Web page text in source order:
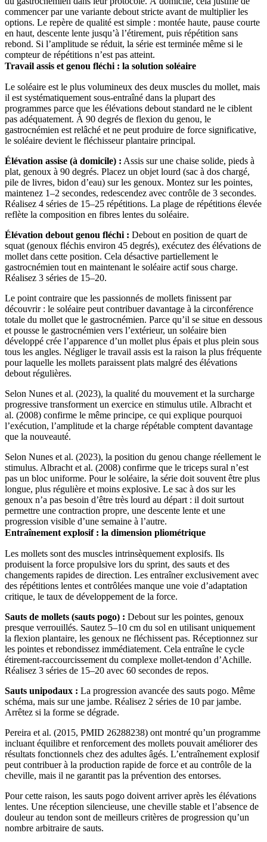
commencer par une variante debout stricte avant de multiplier les
options. Le repère de qualité est simple : montée haute, pause courte
en haut, descente lente jusqu’à l’étirement, puis répétition sans
rebond. Si l’amplitude se réduit, la série est terminée même si le
compteur de répétitions n’est pas atteint.
Travail assis et genou fléchi : la solution soléaire
Le soléaire est le plus volumineux des deux muscles du mollet, mais
il est systématiquement sous-entraîné dans la plupart des
programmes parce que les élévations debout standard ne le ciblent
pas adéquatement. À 90 degrés de flexion du genou, le
gastrocnémien est relâché et ne peut produire de force significative,
le soléaire devient le fléchisseur plantaire principal.
Élévation assise (à domicile) : Assis sur une chaise solide, pieds à
plat, genoux à 90 degrés. Placez un objet lourd (sac à dos chargé,
pile de livres, bidon d’eau) sur les genoux. Montez sur les pointes,
maintenez 1–2 secondes, redescendez avec contrôle de 3 secondes.
Réalisez 4 séries de 15–25 répétitions. La plage de répétitions élevée
reflète la composition en fibres lentes du soléaire.
Élévation debout genou fléchi : Debout en position de quart de
squat (genoux fléchis environ 45 degrés), exécutez des élévations de
mollet dans cette position. Cela désactive partiellement le
gastrocnémien tout en maintenant le soléaire actif sous charge.
Réalisez 3 séries de 15–20.
Le point contraire que les passionnés de mollets finissent par
découvrir : le soléaire peut contribuer davantage à la circonférence
totale du mollet que le gastrocnémien. Parce qu’il se situe en dessous
et pousse le gastrocnémien vers l’extérieur, un soléaire bien
développé crée l’apparence d’un mollet plus épais et plus plein sous
tous les angles. Négliger le travail assis est la raison la plus fréquente
pour laquelle les mollets paraissent plats malgré des élévations
debout régulières.
Selon Nunes et al. (2023), la qualité du mouvement et la surcharge
progressive transforment un exercice en stimulus utile. Albracht et
al. (2008) confirme le même principe, ce qui explique pourquoi
l’exécution, l’amplitude et la charge répétable comptent davantage
que la nouveauté.
Selon Nunes et al. (2023), la position du genou change réellement le
stimulus. Albracht et al. (2008) confirme que le triceps sural n’est
pas un bloc uniforme. Pour le soléaire, la série doit souvent être plus
longue, plus régulière et moins explosive. Le sac à dos sur les
genoux n’a pas besoin d’être très lourd au départ : il doit surtout
permettre une contraction propre, une descente lente et une
progression visible d’une semaine à l’autre.
Entraînement explosif : la dimension pliométrique
Les mollets sont des muscles intrinsèquement explosifs. Ils
produisent la force propulsive lors du sprint, des sauts et des
changements rapides de direction. Les entraîner exclusivement avec
des répétitions lentes et contrôlées manque une voie d’adaptation
critique, le taux de développement de la force.
Sauts de mollets (sauts pogo) : Debout sur les pointes, genoux
presque verrouillés. Sautez 5–10 cm du sol en utilisant uniquement
la flexion plantaire, les genoux ne fléchissent pas. Réceptionnez sur
les pointes et rebondissez immédiatement. Cela entraîne le cycle
étirement-raccourcissement du complexe mollet-tendon d’Achille.
Réalisez 3 séries de 15–20 avec 60 secondes de repos.
Sauts unipodaux : La progression avancée des sauts pogo. Même
schéma, mais sur une jambe. Réalisez 2 séries de 10 par jambe.
Arrêtez si la forme se dégrade.
Pereira et al. (2015, PMID 26288238) ont montré qu’un programme
incluant équilibre et renforcement des mollets pouvait améliorer des
résultats fonctionnels chez des adultes âgés. L’entraînement explosif
peut contribuer à la production rapide de force et au contrôle de la
cheville, mais il ne garantit pas la prévention des entorses.
Pour cette raison, les sauts pogo doivent arriver après les élévations
lentes. Une réception silencieuse, une cheville stable et l’absence de
douleur au tendon sont de meilleurs critères de progression qu’un
nombre arbitraire de sauts.